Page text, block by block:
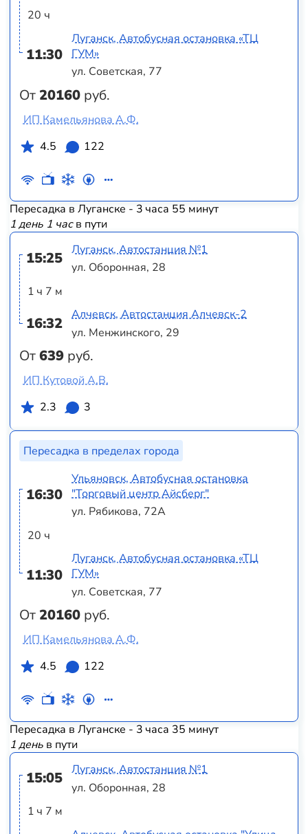
20 ч
11:30
От20160 руб.
Луганск, Автобусная остановка «ТЦ
ГУМ»
ул. Советская, 77
ИП Камельянова А.Ф.
4.5
122
Пересадка в Луганске - 3 часа 55 минут
1 день 1 часв пути
15:25
1 ч 7 м
16:32
От639 руб.
Луганск, Автостанция №1
ул. Оборонная, 28
Алчевск, Автостанция Алчевск-2
ул. Менжинского, 29
ИП Кутовой А.В.
2.3
3
Пересадка в пределах города
16:30
20 ч
11:30
От20160 руб.
Ульяновск, Автобусная остановка
"Торговый центр Айсберг"
ул. Рябикова, 72А
Луганск, Автобусная остановка «ТЦ
ГУМ»
ул. Советская, 77
ИП Камельянова А.Ф.
4.5
122
Пересадка в Луганске - 3 часа 35 минут
1 деньв пути
15:05
1 ч 7 м
Луганск, Автостанция №1
ул. Оборонная, 28